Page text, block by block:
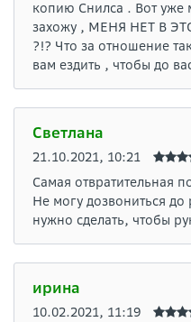
копию Снилса . Вот уже
захожу , МЕНЯ НЕТ В
?!? Что за отношение
вам ездить , чтобы до
Светлана
21.10.2021, 10:21
Самая отвратительная
Не могу дозвониться до
нужно сделать, чтобы
ирина
10.02.2021, 11:19